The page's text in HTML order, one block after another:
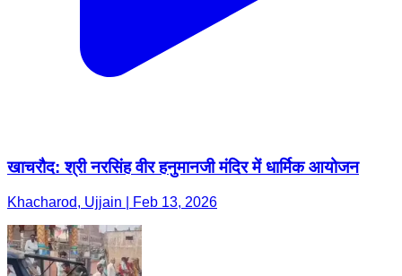
खाचरौद: श्री नरसिंह वीर हनुमानजी मंदिर में धार्मिक आयोजन
Khacharod, Ujjain | Feb 13, 2026